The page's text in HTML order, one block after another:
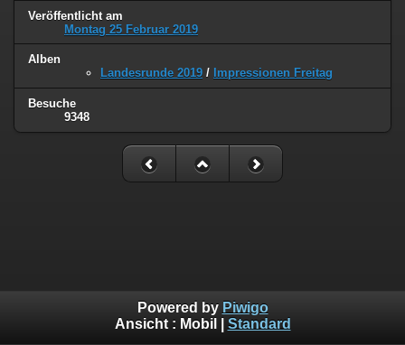
Veröffentlicht am
Montag 25 Februar 2019
Alben
Landesrunde 2019 / Impressionen Freitag
Besuche
9348
Powered by Piwigo
Ansicht : Mobil Standard